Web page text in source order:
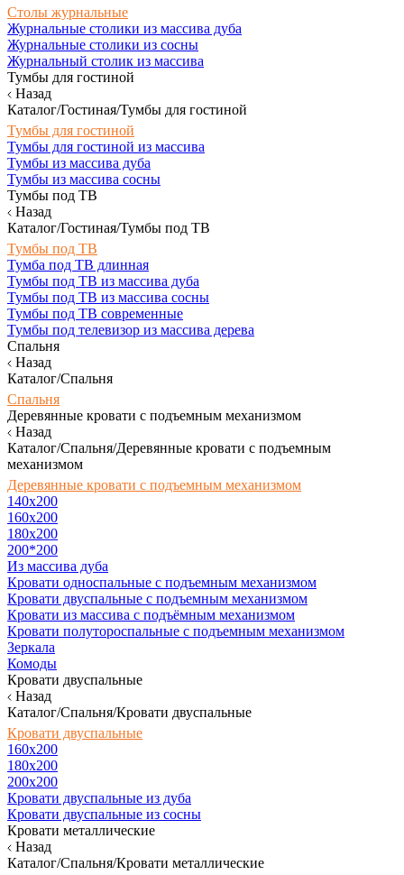
Столы журнальные
Журнальные столики из массива дуба
Журнальные столики из сосны
Журнальный столик из массива
Тумбы для гостиной
Назад
Каталог/Гостиная/Тумбы для гостиной
Тумбы для гостиной
Тумбы для гостиной из массива
Тумбы из массива дуба
Тумбы из массива сосны
Тумбы под ТВ
Назад
Каталог/Гостиная/Тумбы под ТВ
Тумбы под ТВ
Тумба под ТВ длинная
Тумбы под ТВ из массива дуба
Тумбы под ТВ из массива сосны
Тумбы под ТВ современные
Тумбы под телевизор из массива дерева
Спальня
Назад
Каталог/Спальня
Спальня
Деревянные кровати с подъемным механизмом
Назад
Каталог/Спальня/Деревянные кровати с подъемным
механизмом
Деревянные кровати с подъемным механизмом
140x200
160х200
180х200
200*200
Из массива дуба
Кровати односпальные с подъемным механизмом
Кровати двуспальные с подъемным механизмом
Кровати из массива с подъёмным механизмом
Кровати полутороспальные с подъемным механизмом
Зеркала
Комоды
Кровати двуспальные
Назад
Каталог/Спальня/Кровати двуспальные
Кровати двуспальные
160х200
180x200
200x200
Кровати двуспальные из дуба
Кровати двуспальные из сосны
Кровати металлические
Назад
Каталог/Спальня/Кровати металлические